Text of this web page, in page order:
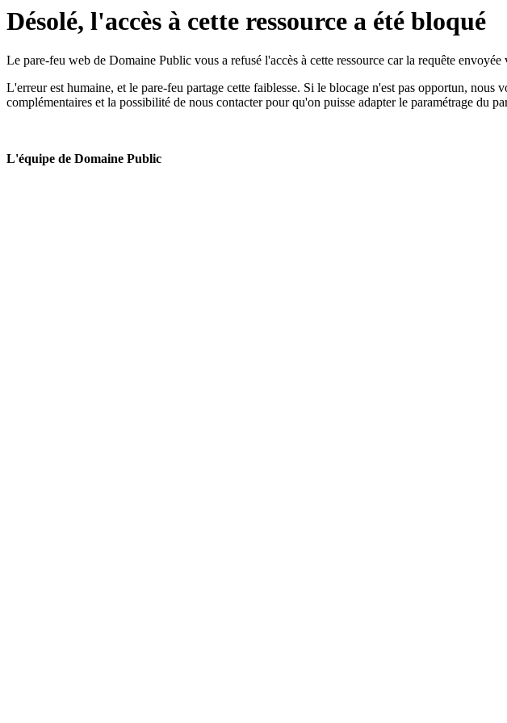
Désolé, l'accès à cette ressource a été bloqué
Le pare-feu web de Domaine Public vous a refusé l'accès à cette ressource car la requête envoyée
L'erreur est humaine, et le pare-feu partage cette faiblesse. Si le blocage n'est pas opportun, nous
complémentaires et la possibilité de nous contacter pour qu'on puisse adapter le paramétrage du
L'équipe de Domaine Public